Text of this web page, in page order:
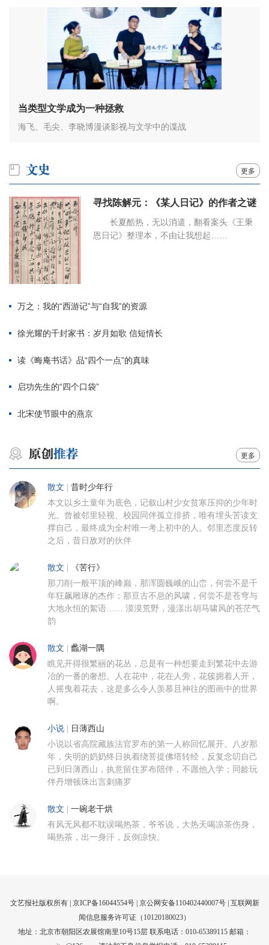
当类型文学成为一种拯救
海飞、毛尖、李晓博漫谈影视与文学中的谍战
更多
寻找陈解元：《某人日记》的作者之谜
长夏酷热，无以消遣，翻看案头《王秉
恩日记》整理本，不由让我想起……
万之：我的“西游记”与“自我”的资源
徐光耀的千封家书：岁月如歌 信短情长
读《晦庵书话》品“四个一点”的真味
启功先生的“四个口袋”
北宋使节眼中的燕京
更多
散文 昔时少年行
本文以乡土童年为底色，记叙山村少女贫寒压抑的少年时
光。曾被邻里轻视、校园同伴孤立排挤，唯有埋头苦读支
撑自己，最终成为全村唯一考上初中的人。邻里态度反转
之后，昔日敌对的伙伴
散文 《苦行》
那刀削一般平顶的峰巅，那浑圆巍峨的山峦，何尝不是千
年狂飙雕琢的杰作；那亘古不息的风啸，何尝不是苍穹与
大地永恒的絮语…… 漠漠荒野，漫漾出胡马啸风的苍茫气
韵
散文 蠡湖一隅
瞧见开得很繁丽的花丛，总是有一种想要走到繁花中去游
冶的一番的奢想。人在花中，花在人旁，花簇拥着人开，
人摇曳着花去，这是多么令人羡慕且神往的图画中的世界
啊。
小说 日薄西山
小说以省高院藏族法官罗布的第一人称回忆展开。八岁那
年，失明的奶奶终日执着绕菩提佛塔转经，反复念叨自己
已到日薄西山，执意留住罗布陪伴，不愿他入学；同龄玩
伴丹增顿珠出言刺痛罗
散文 一碗老干烘
有风无风都不耽误喝热茶，爷爷说，大热天喝凉茶伤身，
喝热茶，出一身汗，反倒凉快。
文艺报社版权所有 | 京ICP备16044554号| 京公网安备110402440007号 | 互联网新
闻信息服务许可证（10120180023）
地址：北京市朝阳区农展馆南里10号15层 联系电话：010-65389115 邮箱：